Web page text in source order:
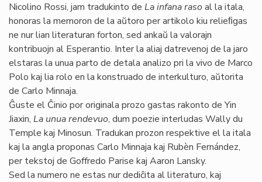
Nicolino Rossi, jam tradukinto de La infana rasoal la itala,
honoras la memoron de la aŭtoro per artikolo kiu relieﬁgas
ne nur lian literaturan forton, sed ankaŭ la valorajn
kontribuojn al Esperantio. Inter la aliaj datrevenoj de la jaro
elstaras la unua parto de detala analizo pri la vivo de Marco
Polo kaj lia rolo en la konstruado de interkulturo, aŭtorita
de Carlo Minnaja.
Ĝuste el Ĉinio por originala prozo gastas rakonto de Yin
Jiaxin, La unua rendevuo, dum poezie interludas Wally du
Temple kaj Minosun. Tradukan prozon respektive el la itala
kaj la angla proponas Carlo Minnaja kaj Rubèn Fernández,
per tekstoj de Goffredo Parise kaj Aaron Lansky.
Sed la numero ne estas nur dediĉita al literaturo, kaj